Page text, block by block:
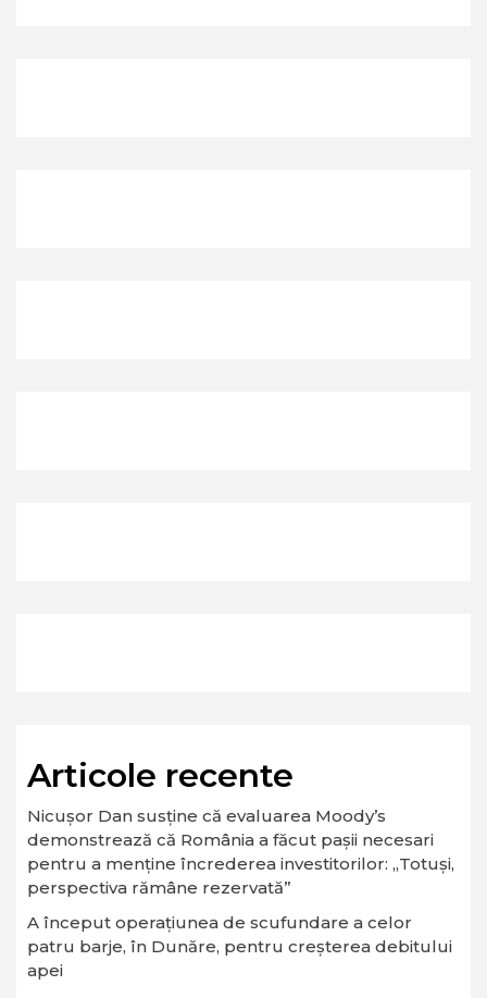
Articole recente
Nicușor Dan susține că evaluarea Moody’s
demonstrează că România a făcut pașii necesari
pentru a menține încrederea investitorilor: „Totuși,
perspectiva rămâne rezervată”
A început operaţiunea de scufundare a celor
patru barje, în Dunăre, pentru creşterea debitului
apei